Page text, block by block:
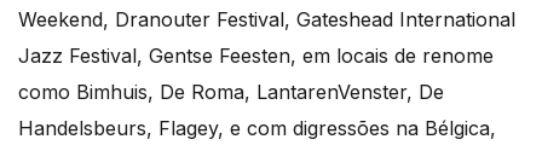
Weekend, Dranouter Festival, Gateshead International
Jazz Festival, Gentse Feesten, em locais de renome
como Bimhuis, De Roma, LantarenVenster, De
Handelsbeurs, Flagey, e com digressões na Bélgica,